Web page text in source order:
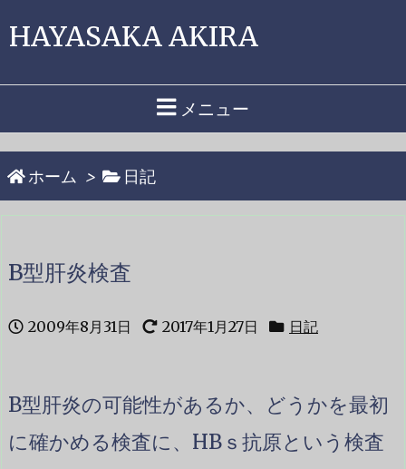
HAYASAKA AKIRA
メニュー
ホーム > 日記
B型肝炎検査
2009年8月31日 2017年1月27日 日記
B型肝炎の可能性があるか、どうかを最初
に確かめる検査に、HBｓ抗原という検査